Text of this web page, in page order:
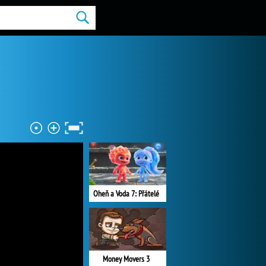
Oheň a Voda 7: Přátelé
Money Movers 3